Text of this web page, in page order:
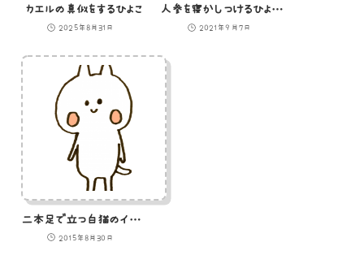
カエルの真似をするひよこ
2025年8月31日
人参を寝かしつけるひよこのイラスト
2021年9月7日
二本足で立つ白猫のイラスト
2015年8月30日